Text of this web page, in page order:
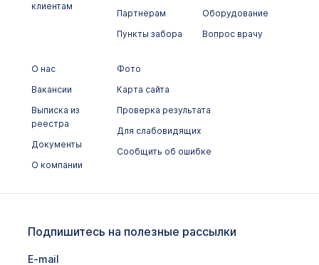
клиентам
Партнёрам
Пункты забора
Оборудование
Вопрос врачу
О нас
Вакансии
Выписка из
реестра
Документы
О компании
Фото
Карта сайта
Проверка результата
Для слабовидящих
Сообщить об ошибке
Подпишитесь на полезные рассылки